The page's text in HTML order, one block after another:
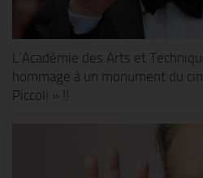
L’Académie des Arts et
hommage à un monument du
Piccoli » !!